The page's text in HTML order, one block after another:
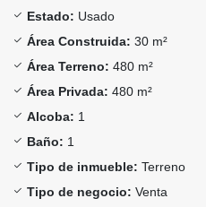
Estado: Usado
Área Construida: 30 m²
Área Terreno: 480 m²
Área Privada: 480 m²
Alcoba: 1
Baño: 1
Tipo de inmueble: Terreno
Tipo de negocio: Venta